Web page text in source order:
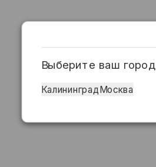
Выберите ваш город
КалининградМосква